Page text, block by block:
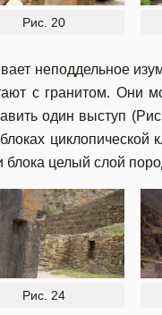
Рис. 20
неподдельное
с гранитом. Они
один выступ
циклопической
блока целый слой
Рис. 24